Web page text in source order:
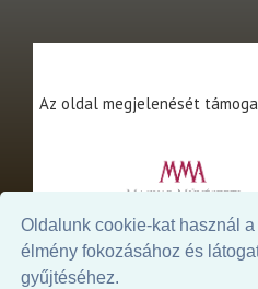
Oldalunk cookie-kat használ
élmény fokozásához és
gyűjtéséhez.
Az oldal megjelenését